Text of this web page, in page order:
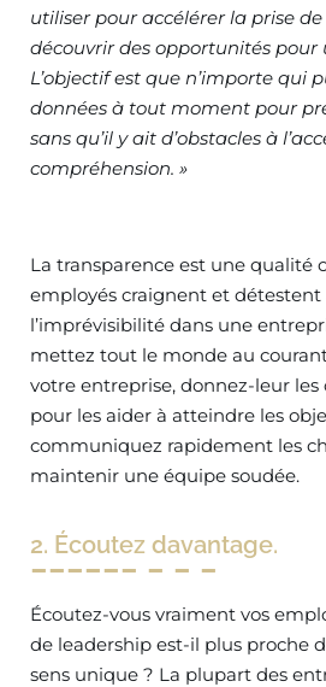
utiliser pour accélérer la prise
découvrir des opportunités pour
L’objectif est que n’importe qui
données à tout moment pour
sans qu’il y ait d’obstacles à
compréhension. »
La transparence est une qualité
employés craignent et détestent
l’imprévisibilité dans une
mettez tout le monde au
votre entreprise, donnez-leur les
pour les aider à atteindre les
communiquez rapidement les
maintenir une équipe soudée.
2. Écoutez davantage.
Écoutez-vous vraiment vos
de leadership est-il plus proche
sens unique ? La plupart des